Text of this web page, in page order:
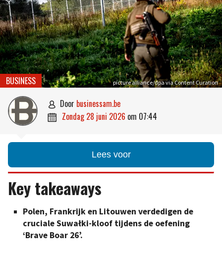
picture alliance/dpa via Content Curation
BUSINESS
 door businessam.be
 zondag 28 juni 2026 om 07:44
Lees voor
Key takeaways
Polen, Frankrijk en Litouwen verdedigen de
cruciale Suwałki-kloof tijdens de oefening
‘Brave Boar 26’.